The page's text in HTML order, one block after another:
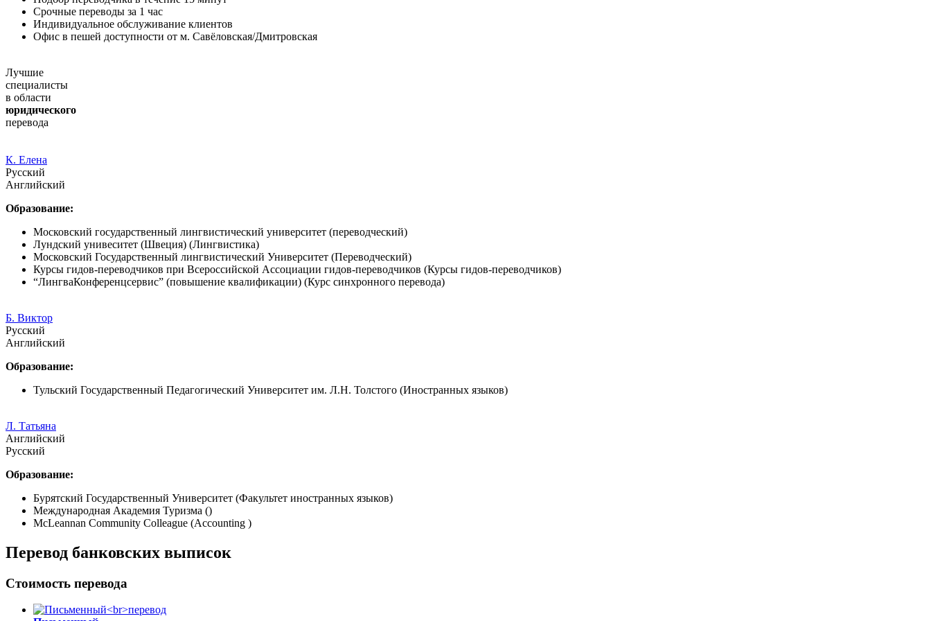
Срочные переводы за 1 час
Индивидуальное обслуживание клиентов
Офис в пешей доступности от м. Савёловская/Дмитровская
Лучшие
специалисты
в области
юридического
перевода
К. Елена
Русский
Английский
Образование:
Московский государственный лингвистический университет (переводческий)
Лундский унивеситет (Швеция) (Лингвистика)
Московский Государственный лингвистический Университет (Переводческий)
Курсы гидов-переводчиков при Всероссийской Ассоциации гидов-переводчиков (Курсы гидов-переводчиков)
“ЛингваКонференцсервис” (повышение квалификации) (Курс синхронного перевода)
Б. Виктор
Русский
Английский
Образование:
Тульский Государственный Педагогический Университет им. Л.Н. Толстого (Иностранных языков)
Л. Татьяна
Английский
Русский
Образование:
Бурятский Государственный Университет (Факультет иностранных языков)
Международная Академия Туризма ()
McLeannan Community Colleague (Accounting )
Перевод банковских выписок
Стоимость перевода